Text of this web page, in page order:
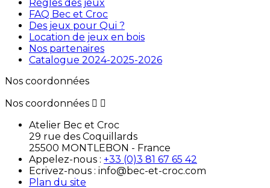
Règles des jeux
FAQ Bec et Croc
Des jeux pour Qui ?
Location de jeux en bois
Nos partenaires
Catalogue 2024-2025-2026
Nos coordonnées
Nos coordonnées  
Atelier Bec et Croc
29 rue des Coquillards
25500 MONTLEBON - France
Appelez-nous : +33 (0)3 81 67 65 42
Ecrivez-nous : info@bec-et-croc.com
Plan du site